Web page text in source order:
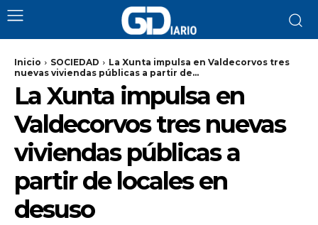
Inicio SOCIEDAD
La Xunta impulsa en Valdecorvos tres
nuevas viviendas públicas a partir de...
La Xunta impulsa en
Valdecorvos tres nuevas
viviendas públicas a
partir de locales en
desuso